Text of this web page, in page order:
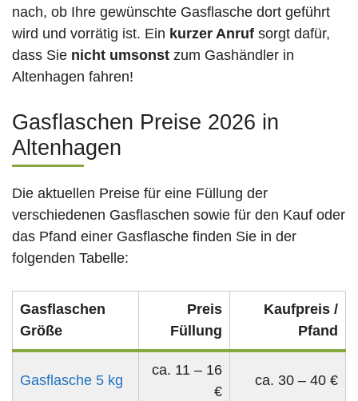
nach, ob Ihre gewünschte Gasflasche dort geführt
wird und vorrätig ist. Ein kurzer Anruf sorgt dafür,
dass Sie nicht umsonst zum Gashändler in
Altenhagen fahren!
Gasflaschen Preise 2026 in
Altenhagen
Die aktuellen Preise für eine Füllung der
verschiedenen Gasflaschen sowie für den Kauf oder
das Pfand einer Gasflasche finden Sie in der
folgenden Tabelle:
Gasflaschen
Größe
Preis
Füllung
Kaufpreis /
Pfand
Gasflasche 5 kg
ca. 11 – 16
€
ca. 30 – 40 €